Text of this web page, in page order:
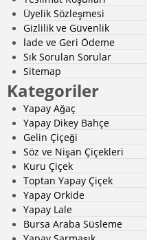
Üyelik Sözleşmesi
Gizlilik ve Güvenlik
İade ve Geri Ödeme
Sık Sorulan Sorular
Sitemap
Kategoriler
Yapay Ağaç
Yapay Dikey Bahçe
Gelin Çiçeği
Söz ve Nişan Çiçekleri
Kuru Çiçek
Toptan Yapay Çiçek
Yapay Orkide
Yapay Lale
Bursa Araba Süsleme